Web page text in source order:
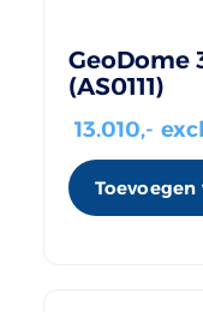
GeoDome
(AS0111)
13.010,-